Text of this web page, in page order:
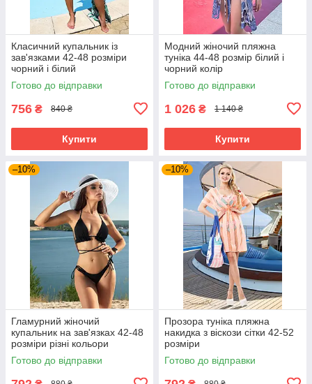
Класичний купальник із
зав'язками 42-48 розміри
чорний і білий
Готово до відправки
756 ₴ 840 ₴
Купити
Модний жіночий пляжна
туніка 44-48 розмір білий і
чорний колір
Готово до відправки
1 026 ₴ 1 140 ₴
Купити
–10%
Гламурний жіночий
купальник на зав'язках 42-48
розміри різні кольори
Готово до відправки
–10%
Прозора туніка пляжна
накидка з віскози сітки 42-52
розміри
Готово до відправки